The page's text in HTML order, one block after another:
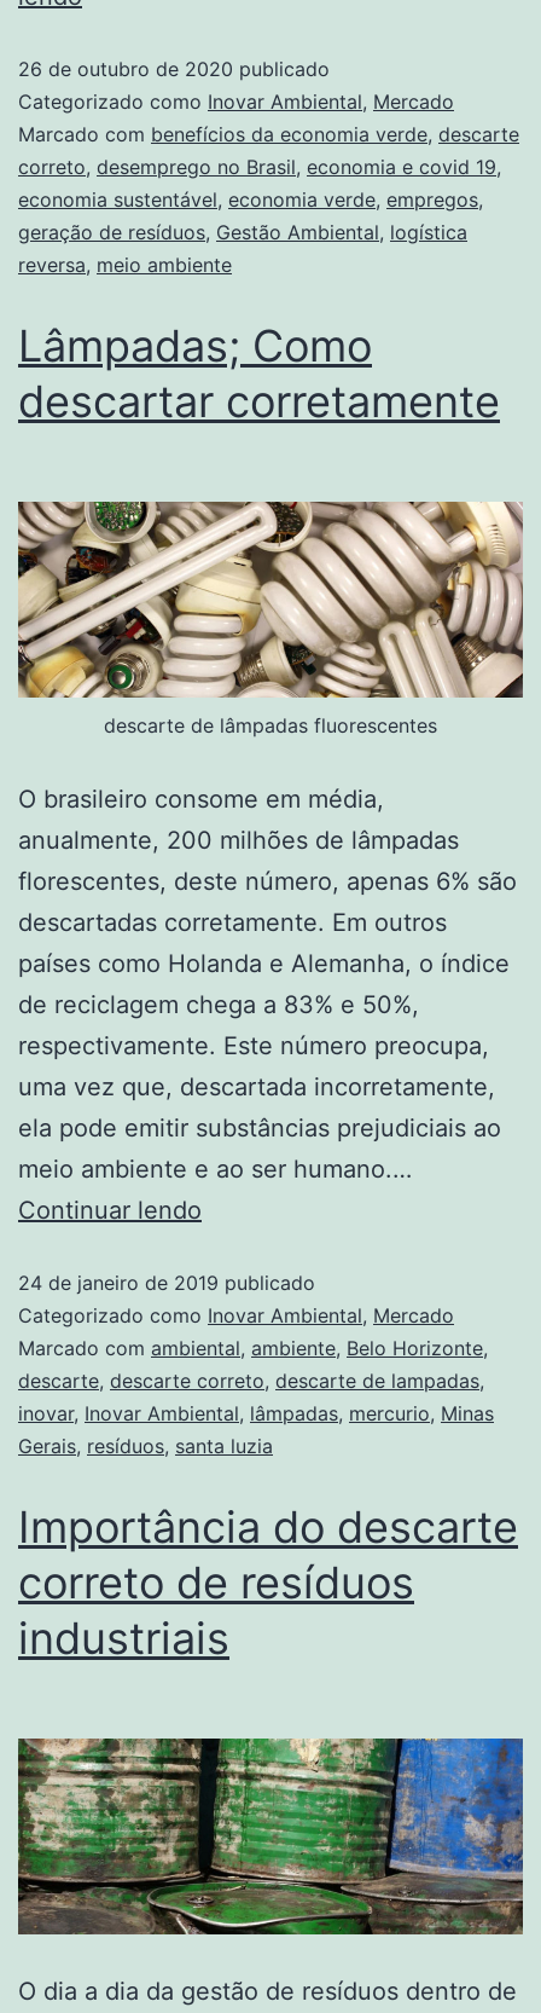
26 de outubro de 2020 publicado
Categorizado como Inovar Ambiental, Mercado
Marcado com benefícios da economia verde, descarte
correto, desemprego no Brasil, economia e covid 19,
economia sustentável, economia verde, empregos,
geração de resíduos, Gestão Ambiental, logística
reversa, meio ambiente
Lâmpadas; Como
descartar corretamente
descarte de lâmpadas fluorescentes
O brasileiro consome em média,
anualmente, 200 milhões de lâmpadas
florescentes, deste número, apenas 6% são
descartadas corretamente. Em outros
países como Holanda e Alemanha, o índice
de reciclagem chega a 83% e 50%,
respectivamente. Este número preocupa,
uma vez que, descartada incorretamente,
ela pode emitir substâncias prejudiciais ao
meio ambiente e ao ser humano.…
Continuar lendo
24 de janeiro de 2019 publicado
Categorizado como Inovar Ambiental, Mercado
Marcado com ambiental, ambiente, Belo Horizonte,
descarte, descarte correto, descarte de lampadas,
inovar, Inovar Ambiental, lâmpadas, mercurio, Minas
Gerais, resíduos, santa luzia
Importância do descarte
correto de resíduos
industriais
O dia a dia da gestão de resíduos dentro de